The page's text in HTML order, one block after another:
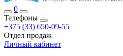
0
Телефоны
+375 (33) 650-09-55
Отдел продаж
Личный кабинет